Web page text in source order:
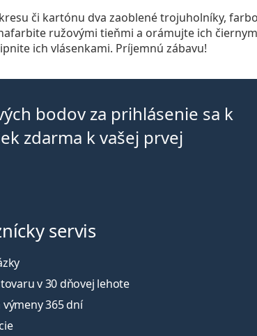
či kartónu dva zaoblené trojuholníky,
ružovými tieňmi a orámujte ich
ich vlásenkami. Príjemnú zábavu!
bodov za prihlásenie sa k
zdarma k vašej prvej
servis
v 30 dňovej lehote
výmeny 365 dní